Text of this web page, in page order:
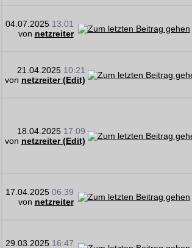
04.07.2025 13:01
von netzreiter
21.04.2025 10:21
von netzreiter (Edit)
18.04.2025 17:09
von netzreiter (Edit)
17.04.2025 06:39
von netzreiter
29.03.2025 16:47